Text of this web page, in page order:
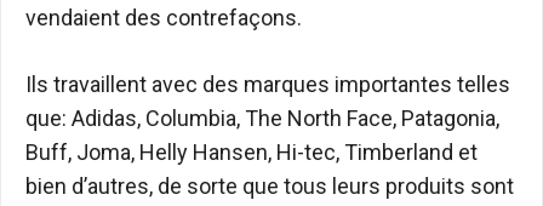
vendaient des contrefaçons.
Ils travaillent avec des marques importantes telles
que: Adidas, Columbia, The North Face, Patagonia,
Buff, Joma, Helly Hansen, Hi-tec, Timberland et
bien d’autres, de sorte que tous leurs produits sont